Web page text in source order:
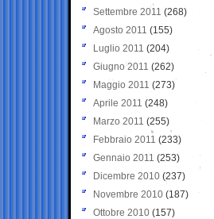
Settembre 2011 (268)
Agosto 2011 (155)
Luglio 2011 (204)
Giugno 2011 (262)
Maggio 2011 (273)
Aprile 2011 (248)
Marzo 2011 (255)
Febbraio 2011 (233)
Gennaio 2011 (253)
Dicembre 2010 (237)
Novembre 2010 (187)
Ottobre 2010 (157)